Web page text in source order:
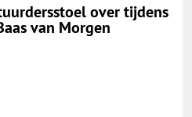
over tijdens
van Morgen